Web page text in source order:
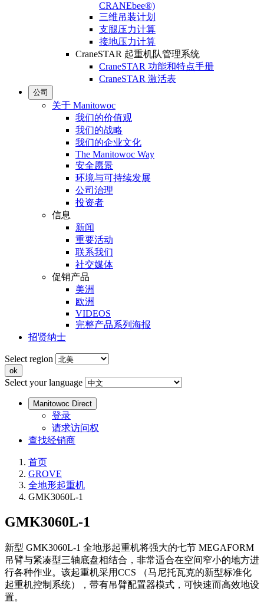
CRANEbee®)
三维吊装计划
支腿压力计算
接地压力计算
CraneSTAR 起重机队管理系统
CraneSTAR 功能和特点手册
CraneSTAR 激活表
公司
关于 Manitowoc
我们的价值观
我们的战略
我们的企业文化
The Manitowoc Way
安全愿景
环境与可持续发展
公司治理
投资者
信息
新闻
重要活动
联系我们
社交媒体
促销产品
美洲
欧洲
VIDEOS
完整产品系列海报
招贤纳士
Select region
Select your language
Manitowoc Direct
登录
请求访问权
查找经销商
首页
GROVE
全地形起重机
GMK3060L-1
GMK3060L-1
新型 GMK3060L-1 全地形起重机将强大的七节 MEGAFORM
吊臂与紧凑型三轴底盘相结合，非常适合在空间窄小的地方进
行各种作业。该起重机采用CCS （马尼托瓦克的新型标准化
起重机控制系统），带有吊臂配置器模式，可快速而高效地设
置。